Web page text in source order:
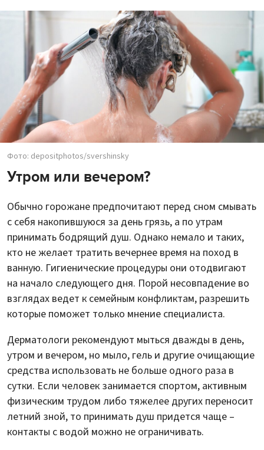
Фото: depositphotos/svershinsky
Утром или вечером?
Обычно горожане предпочитают перед сном смывать
с себя накопившуюся за день грязь, а по утрам
принимать бодрящий душ. Однако немало и таких,
кто не желает тратить вечернее время на поход в
ванную. Гигиенические процедуры они отодвигают
на начало следующего дня. Порой несовпадение во
взглядах ведет к семейным конфликтам, разрешить
которые поможет только мнение специалиста.
Дерматологи рекомендуют мыться дважды в день,
утром и вечером, но мыло, гель и другие очищающие
средства использовать не больше одного раза в
сутки. Если человек занимается спортом, активным
физическим трудом либо тяжелее других переносит
летний зной, то принимать душ придется чаще –
контакты с водой можно не ограничивать.